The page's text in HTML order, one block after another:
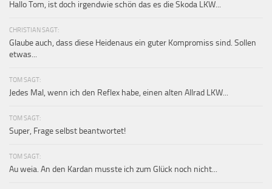
Hallo Tom, ist doch irgendwie schön das es die Skoda LKW...
CHRISTIAN SAGT:
Glaube auch, dass diese Heidenaus ein guter Kompromiss sind. Sollen
etwas...
TOM SAGT:
Jedes Mal, wenn ich den Reflex habe, einen alten Allrad LKW...
TOM SAGT:
Super, Frage selbst beantwortet!
TOM SAGT:
Au weia. An den Kardan musste ich zum Glück noch nicht...